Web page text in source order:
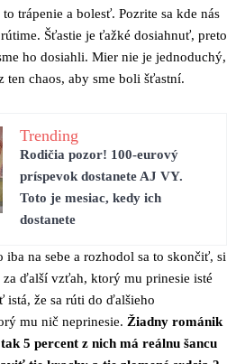
trápenie a bolesť. Pozrite sa kde nás
Šťastie je ťažké dosiahnuť, preto
ho dosiahli. Mier nie je jednoduchý,
ten chaos, aby sme boli šťastní.
Trending
Rodičia pozor! 100-eurový
príspevok dostanete AJ VY.
Toto je mesiac, kedy ich
dostanete
na sebe a rozhodol sa to skončiť, si
ďalší vzťah, ktorý mu prinesie isté
istá, že sa rúti do ďalšieho
mu nič neprinesie. Žiadny románik
5 percent z nich má reálnu šancu